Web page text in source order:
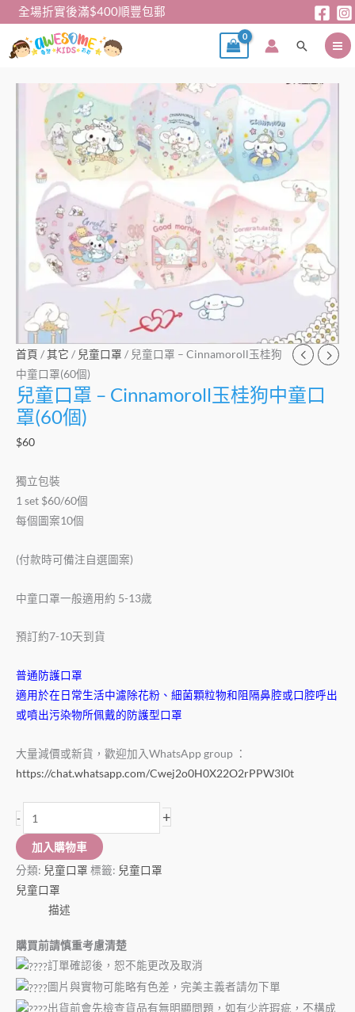
全場折實後滿$400順豐包郵
搜
首頁 /其它 / 兒童口罩 / 兒童口罩 – Cinnamoroll玉桂狗
中童口罩(60個)
兒童口罩 – Cinnamoroll玉桂狗中童口
罩(60個)
$60
獨立包裝
1 set $60/60個
每個圖案10個
(付款時可備注自選圖案)
中童口罩一般適用約 5-13歲
預訂約7-10天到貨
普通防護口罩
適用於在日常生活中濾除花粉、細菌顆粒物和阻隔鼻腔或口腔呼出
或噴出污染物所佩戴的防護型口罩
大量減價或新貨，歡迎加入WhatsApp group ：
https://chat.whatsapp.com/Cwej2o0H0X22O2rPPW3I0t
-
Cinnamoroll
中
童
罩
(60
個)
數
量
+
加入購物車
分類: 兒童口罩 標籤: 兒童口罩
兒童口罩
描述
購買前請慎重考慮清楚
訂單確認後，恕不能更改及取消
圖片與實物可能略有色差，完美主義者請勿下單
出貨前會先檢查貨品有無明顯問題，如有少許瑕疵，不構成